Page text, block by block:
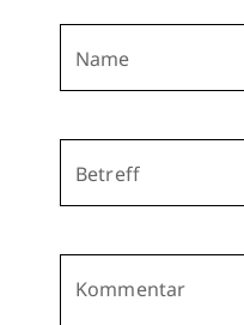
Name
Betreff
Kommentar